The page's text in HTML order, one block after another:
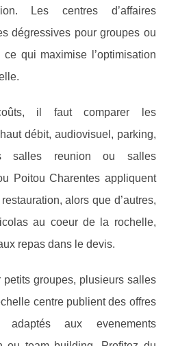
Les centres d’affaires
dégressives pour groupes ou
qui maximise l’optimisation
il faut comparer les
débit, audiovisuel, parking,
salles reunion ou salles
Poitou Charentes appliquent
alors que d’autres,
au coeur de la rochelle,
repas dans le devis.
groupes, plusieurs salles
centre publient des offres
aux evenements